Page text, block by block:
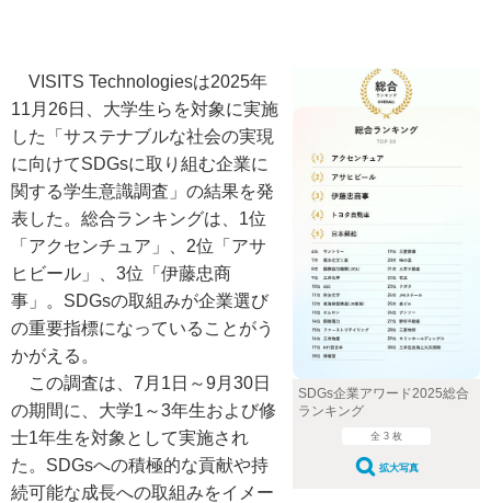
SDGs企業アワード2025総合
ランキング
全 3 枚
拡大写真
VISITS Technologiesは2025年
11月26日、大学生らを対象に実施
した「サステナブルな社会の実現
に向けてSDGsに取り組む企業に
関する学生意識調査」の結果を発
表した。総合ランキングは、1位
「アクセンチュア」、2位「アサ
ヒビール」、3位「伊藤忠商
事」。SDGsの取組みが企業選び
の重要指標になっていることがう
かがえる。
この調査は、7月1日～9月30日
の期間に、大学1～3年生および修
士1年生を対象として実施され
た。SDGsへの積極的な貢献や持
続可能な成長への取組みをイメー